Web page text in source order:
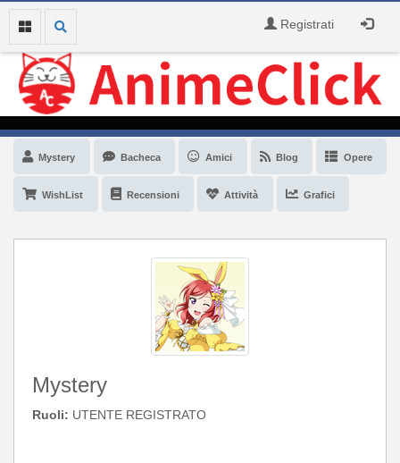
Registrati
Mystery Bacheca Amici Blog Opere
WishList Recensioni Attività Grafici
Mystery
Ruoli: UTENTE REGISTRATO